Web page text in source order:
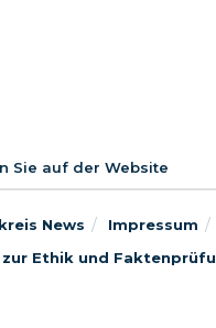
Sie auf der Website
News Impressum
Ethik und